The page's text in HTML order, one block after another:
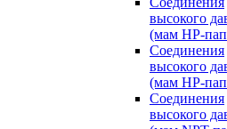
высокого
(мам HP-
Соединения
высокого
(мам HP-
Соединения
высокого